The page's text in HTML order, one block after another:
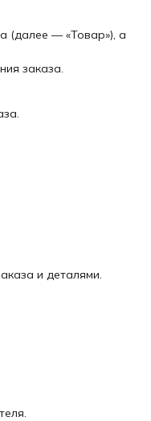
(далее — «Товар»), а
заказа.
и деталями.